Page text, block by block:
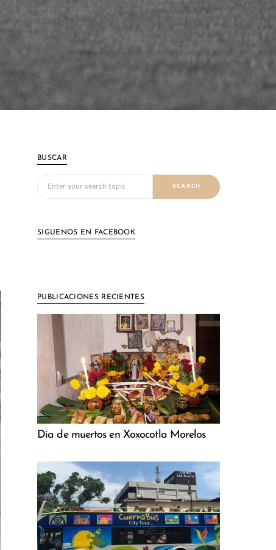
BUSCAR
Search for:
SEARCH
SIGUENOS EN FACEBOOK
PUBLICACIONES RECIENTES
Dia de muertos en Xoxocotla Morelos